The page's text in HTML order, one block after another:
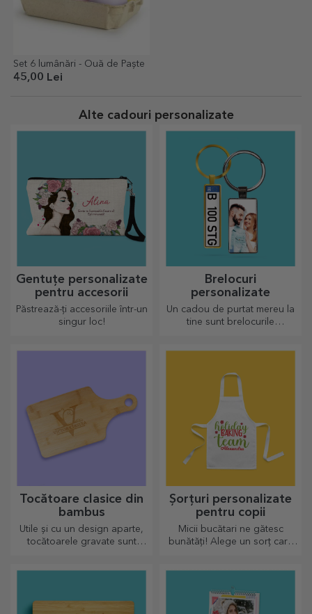
Set 6 lumânări - Ouă de Paște
45,00 Lei
Alte cadouri personalizate
Gentuțe personalizate
pentru accesorii
Păstrează-ți accesoriile într-un
singur loc!
Brelocuri
personalizate
Un cadou de purtat mereu la
tine sunt brelocurile
Tocătoare clasice din
bambus
Utile și cu un design aparte,
tocătoarele gravate sunt
Șorțuri personalizate
pentru copii
Micii bucătari ne gătesc
bunătăți! Alege un sorț care